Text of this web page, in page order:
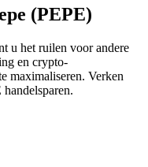
(PEPE)
u het ruilen voor andere
en crypto-
maximaliseren. Verken